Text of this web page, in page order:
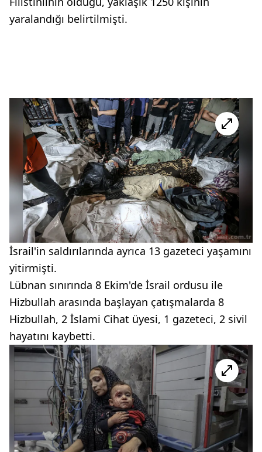
yaralandığı belirtilmişti.
İsrail'in saldırılarında ayrıca 13 gazeteci yaşamını
yitirmişti.
Lübnan sınırında 8 Ekim'de İsrail ordusu ile
Hizbullah arasında başlayan çatışmalarda 8
Hizbullah, 2 İslami Cihat üyesi, 1 gazeteci, 2 sivil
hayatını kaybetti.